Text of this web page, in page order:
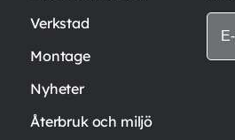
Verkstad
Montage
Nyheter
Återbruk och miljö